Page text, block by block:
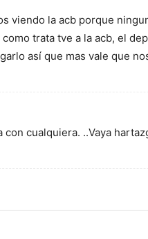
viendo la acb porque
trata tve a la acb, el
así que mas vale que
cualquiera. ..Vaya